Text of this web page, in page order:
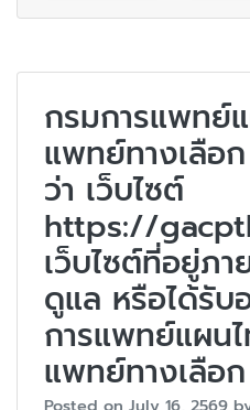
กรมการแพทย์
แพทย์ทางเลือ
ว่า เว็บไซต์
https://
เว็บไซต์ที่อยู่ภา
ดูแล หรือได้รั
การแพทย์แผน
แพทย์ทางเลือก